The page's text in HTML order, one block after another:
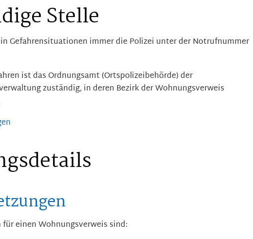
Stelle
Gefahrensituationen immer die Polizei unter der Notrufnummer
ist das Ordnungsamt (Ortspolizeibehörde) der
zuständig, in deren Bezirk der Wohnungsverweis
einen Wohnungsverweis sind: